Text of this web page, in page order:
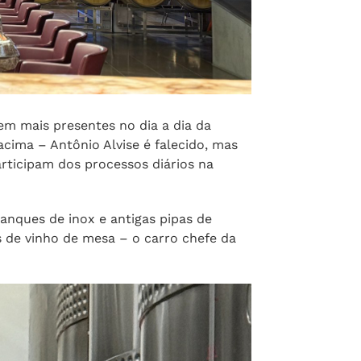
– Antônio Alvise é falecido, mas
dos processos diários na
de inox e antigas pipas de
vinho de mesa – o carro chefe da